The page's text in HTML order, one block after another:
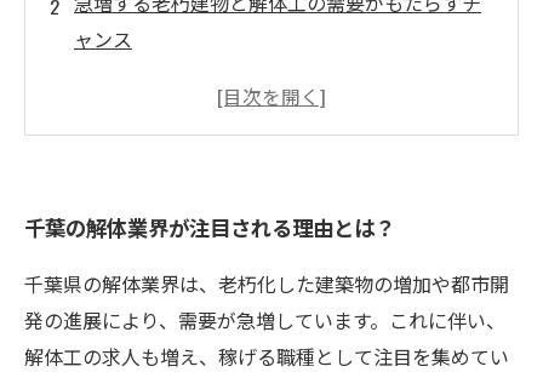
ャンス
解体工として働くリアルな現場とその魅力
め
地域に貢献しながら稼げる解体工の魅力とは？
千葉の解体業界が注目される理由とは？
千葉県の解体業界は、老朽化した建築物の増加や都市開
発の進展により、需要が急増しています。これに伴い、
解体工の求人も増え、稼げる職種として注目を集めてい